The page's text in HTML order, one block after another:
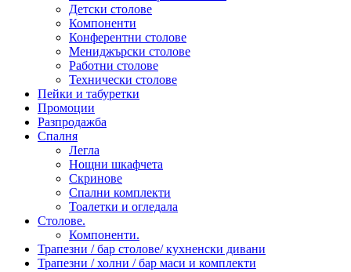
Детски столове
Компоненти
Конферентни столове
Мениджърски столове
Работни столове
Технически столове
Пейки и табуретки
Промоции
Разпродажба
Спалня
Легла
Нощни шкафчета
Скринове
Спални комплекти
Тоалетки и огледала
Столове.
Компоненти.
Трапезни / бар столове/ кухненски дивани
Трапезни / холни / бар маси и комплекти